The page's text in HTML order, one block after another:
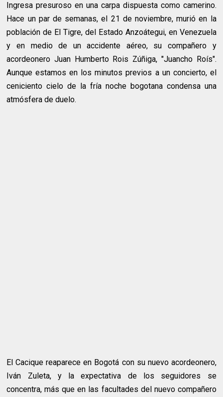
Ingresa presuroso en una carpa dispuesta como camerino.
Hace un par de semanas, el 21 de noviembre, murió en la
población de El Tigre, del Estado Anzoátegui, en Venezuela
y en medio de un accidente aéreo, su compañero y
acordeonero Juan Humberto Rois Zúñiga, "Juancho Roís".
Aunque estamos en los minutos previos a un concierto, el
ceniciento cielo de la fría noche bogotana condensa una
atmósfera de duelo.
El Cacique reaparece en Bogotá con su nuevo acordeonero,
Iván Zuleta, y la expectativa de los seguidores se
concentra, más que en las facultades del nuevo compañero